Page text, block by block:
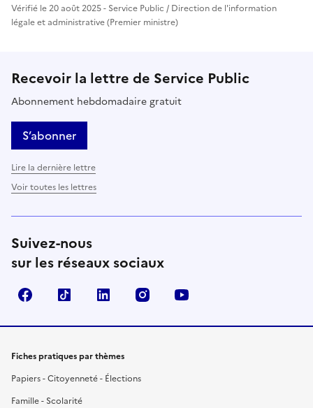
Vérifié le 20 août 2025 - Service Public / Direction de l'information
légale et administrative (Premier ministre)
Recevoir la lettre de Service Public
Abonnement hebdomadaire gratuit
S’abonner
Lire la dernière lettre
Voir toutes les lettres
Suivez-nous
sur les réseaux sociaux
FacebookTikTok LinkedIn Instagram
Fiches pratiques par thèmes
Papiers - Citoyenneté - Élections
Famille - Scolarité